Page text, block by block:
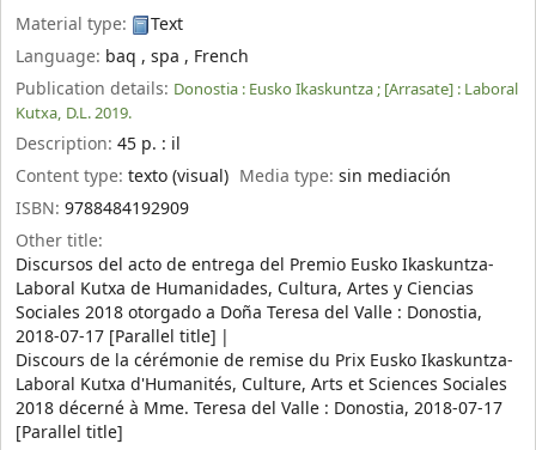
Material type:
Text
Language: baq , spa , French
Publication details: Donostia : Eusko Ikaskuntza ; [Arrasate] : Laboral
Kutxa, D.L. 2019.
Description: 45 p. : il
Content type: texto (visual) Media type:sin mediación
ISBN: 9788484192909
Other title:
Discursos del acto de entrega del Premio Eusko Ikaskuntza-
Laboral Kutxa de Humanidades, Cultura, Artes y Ciencias
Sociales 2018 otorgado a Doña Teresa del Valle : Donostia,
2018-07-17 [Parallel title]
Discours de la cérémonie de remise du Prix Eusko Ikaskuntza-
Laboral Kutxa d'Humanités, Culture, Arts et Sciences Sociales
2018 décerné à Mme. Teresa del Valle : Donostia, 2018-07-17
[Parallel title]